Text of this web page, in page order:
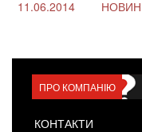
11.06.2014
ПРО КОМПАНІЮ
КОНТАКТИ